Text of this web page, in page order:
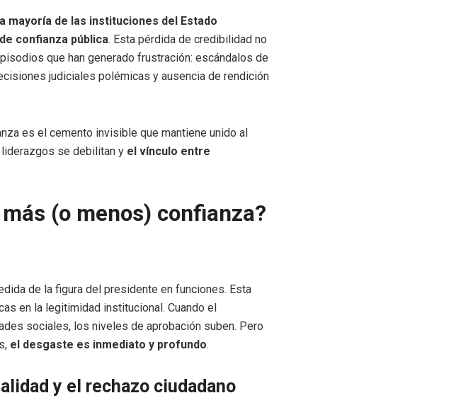
la mayoría de las instituciones del Estado
confianza pública. Esta pérdida de credibilidad no
que han generado frustración: escándalos de
judiciales polémicas y ausencia de rendición
es el cemento invisible que mantiene unido al
se debilitan y el vínculo entre
(o menos) confianza?
de la figura del presidente en funciones. Esta
en la legitimidad institucional. Cuando el
sociales, los niveles de aprobación suben. Pero
el desgaste es inmediato y profundo.
y el rechazo ciudadano